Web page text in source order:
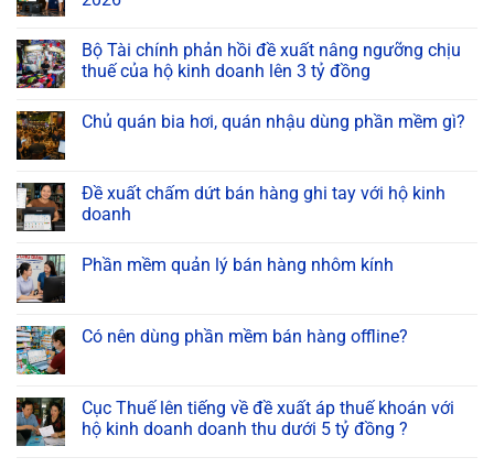
Bộ Tài chính phản hồi đề xuất nâng ngưỡng chịu
thuế của hộ kinh doanh lên 3 tỷ đồng
Chủ quán bia hơi, quán nhậu dùng phần mềm gì?
Đề xuất chấm dứt bán hàng ghi tay với hộ kinh
doanh
Phần mềm quản lý bán hàng nhôm kính
Có nên dùng phần mềm bán hàng offline?
Cục Thuế lên tiếng về đề xuất áp thuế khoán với
hộ kinh doanh doanh thu dưới 5 tỷ đồng ?